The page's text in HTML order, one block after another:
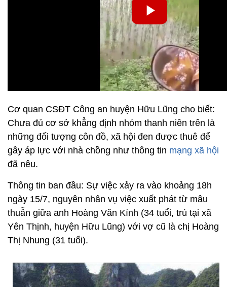
Cơ quan CSĐT Công an huyện Hữu Lũng cho biết:
Chưa đủ cơ sở khẳng định nhóm thanh niên trên là
những đối tượng côn đồ, xã hội đen được thuê để
gây áp lực với nhà chồng như thông tin mạng xã hội
đã nêu.
Thông tin ban đầu: Sự việc xảy ra vào khoảng 18h
ngày 15/7, nguyên nhân vụ việc xuất phát từ mâu
thuẫn giữa anh Hoàng Văn Kính (34 tuổi, trú tại xã
Yên Thịnh, huyện Hữu Lũng) với vợ cũ là chị Hoàng
Thị Nhung (31 tuổi).